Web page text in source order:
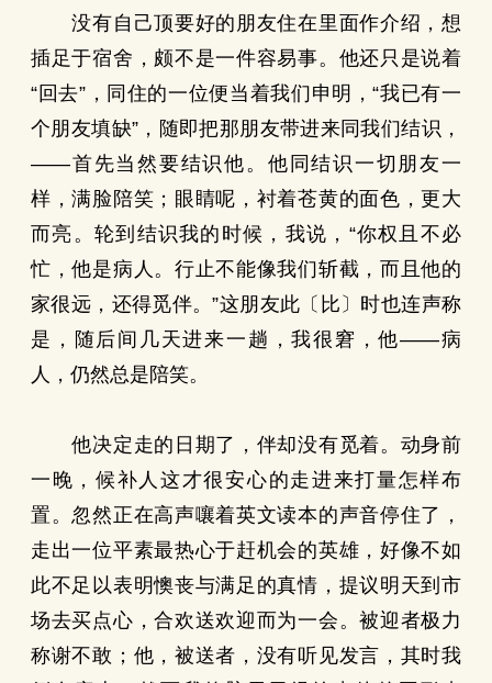
没有自己顶要好的朋友住在里面作介绍，想
插足于宿舍，颇不是一件容易事。他还只是说着
“回去”，同住的一位便当着我们申明，“我已有一
个朋友填缺”，随即把那朋友带进来同我们结识，
——首先当然要结识他。他同结识一切朋友一
样，满脸陪笑；眼睛呢，衬着苍黄的面色，更大
而亮。轮到结识我的时候，我说，“你权且不必
忙，他是病人。行止不能像我们斩截，而且他的
家很远，还得觅伴。”这朋友此〔比〕时也连声称
是，随后间几天进来一趟，我很窘，他——病
人，仍然总是陪笑。
他决定走的日期了，伴却没有觅着。动身前
一晚，候补人这才很安心的走进来打量怎样布
置。忽然正在高声嚷着英文读本的声音停住了，
走出一位平素最热心于赶机会的英雄，好像不如
此不足以表明懊丧与满足的真情，提议明天到市
场去买点心，合欢送欢迎而为一会。被迎者极力
称谢不敢；他，被送者，没有听见发言，其时我